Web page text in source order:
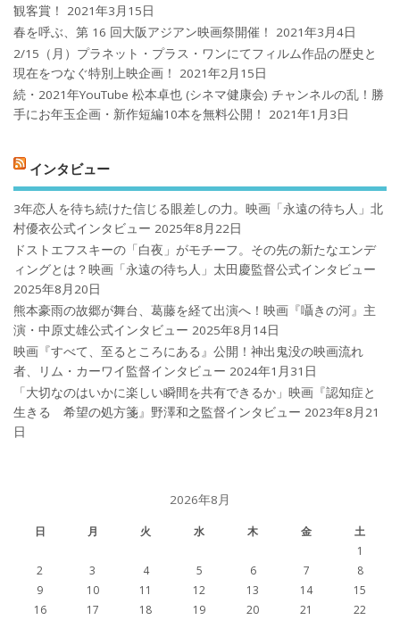
観客賞！
2021年3月15日
春を呼ぶ、第 16 回大阪アジアン映画祭開催！
2021年3月4日
2/15（月）プラネット・プラス・ワンにてフィルム作品の歴史と
現在をつなぐ特別上映企画！
2021年2月15日
続・2021年YouTube 松本卓也 (シネマ健康会) チャンネルの乱！勝
手にお年玉企画・新作短編10本を無料公開！
2021年1月3日
インタビュー
3年恋人を待ち続けた信じる眼差しの力。映画「永遠の待ち人」北
村優衣公式インタビュー 2025年8月22日
ドストエフスキーの「白夜」がモチーフ。その先の新たなエンデ
ィングとは？映画「永遠の待ち人」太田慶監督公式インタビュー
2025年8月20日
熊本豪雨の故郷が舞台、葛藤を経て出演へ！映画『囁きの河』主
演・中原丈雄公式インタビュー 2025年8月14日
映画『すべて、至るところにある』公開！神出鬼没の映画流れ
者、リム・カーワイ監督インタビュー 2024年1月31日
「大切なのはいかに楽しい瞬間を共有できるか」映画『認知症と
生きる 希望の処方箋』野澤和之監督インタビュー 2023年8月21
日
2026年8月
日 月 火 水 木 金
土
1
2
3 4 5 6 7
8
9
10 11 12 13 14
15
16
17 18 19 20 21
22